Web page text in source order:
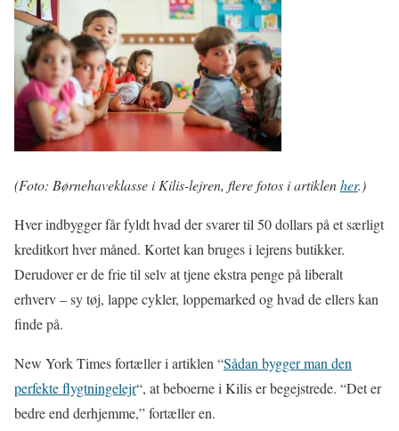
(Foto: Børnehaveklasse i Kilis-lejren, flere fotos i artiklenher.)
Hver indbygger får fyldt hvad der svarer til 50 dollars på et særligt
kreditkort hver måned. Kortet kan bruges i lejrens butikker.
Derudover er de frie til selv at tjene ekstra penge på liberalt
erhverv – sy tøj, lappe cykler, loppemarked og hvad de ellers kan
finde på.
New York Times fortæller i artiklen “Sådan bygger man den
perfekte flygtningelejr“, at beboerne i Kilis er begejstrede. “Det er
bedre end derhjemme,” fortæller en.